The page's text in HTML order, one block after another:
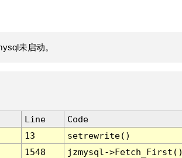
未启动。
Line
Code
13
setrewrite()
1548
jzmysql-